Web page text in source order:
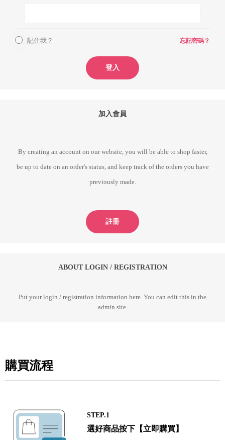
記住我？ 忘記密碼？
登入
加入會員
By creating an account on our website, you will be able to shop faster,
be up to date on an order's status, and keep track of the orders you have
previously made.
註冊
ABOUT LOGIN / REGISTRATION
Put your login / registration information here. You can edit this in the
admin site.
購買流程
STEP.1
選好商品按下【立即購買】